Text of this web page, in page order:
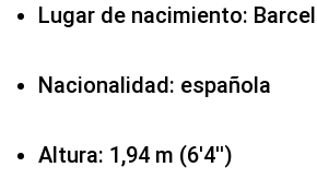
Lugar de nacimiento:
Nacionalidad: española
Altura: 1,94 m (6′4′')